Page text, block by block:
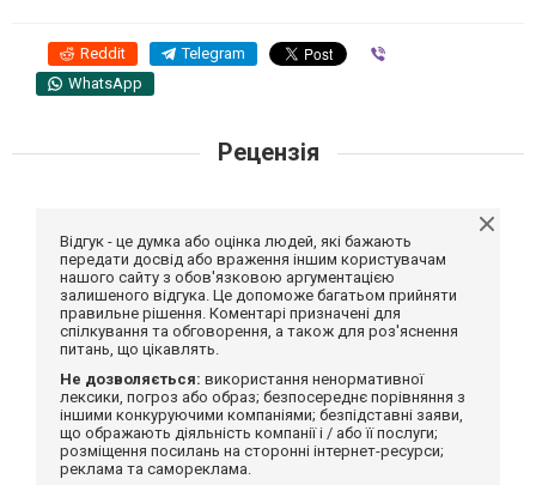
Reddit Telegram
WhatsApp
Рецензія
Відгук - це думка або оцінка людей, які бажають
передати досвід або враження іншим користувачам
нашого сайту з обов'язковою аргументацією
залишеного відгука. Це допоможе багатьом прийняти
правильне рішення. Коментарі призначені для
спілкування та обговорення, а також для роз'яснення
питань, що цікавлять.
Не дозволяється: використання ненормативної
лексики, погроз або образ; безпосереднє порівняння з
іншими конкуруючими компаніями; безпідставні заяви,
що ображають діяльність компанії і / або її послуги;
розміщення посилань на сторонні інтернет-ресурси;
реклама та самореклама.